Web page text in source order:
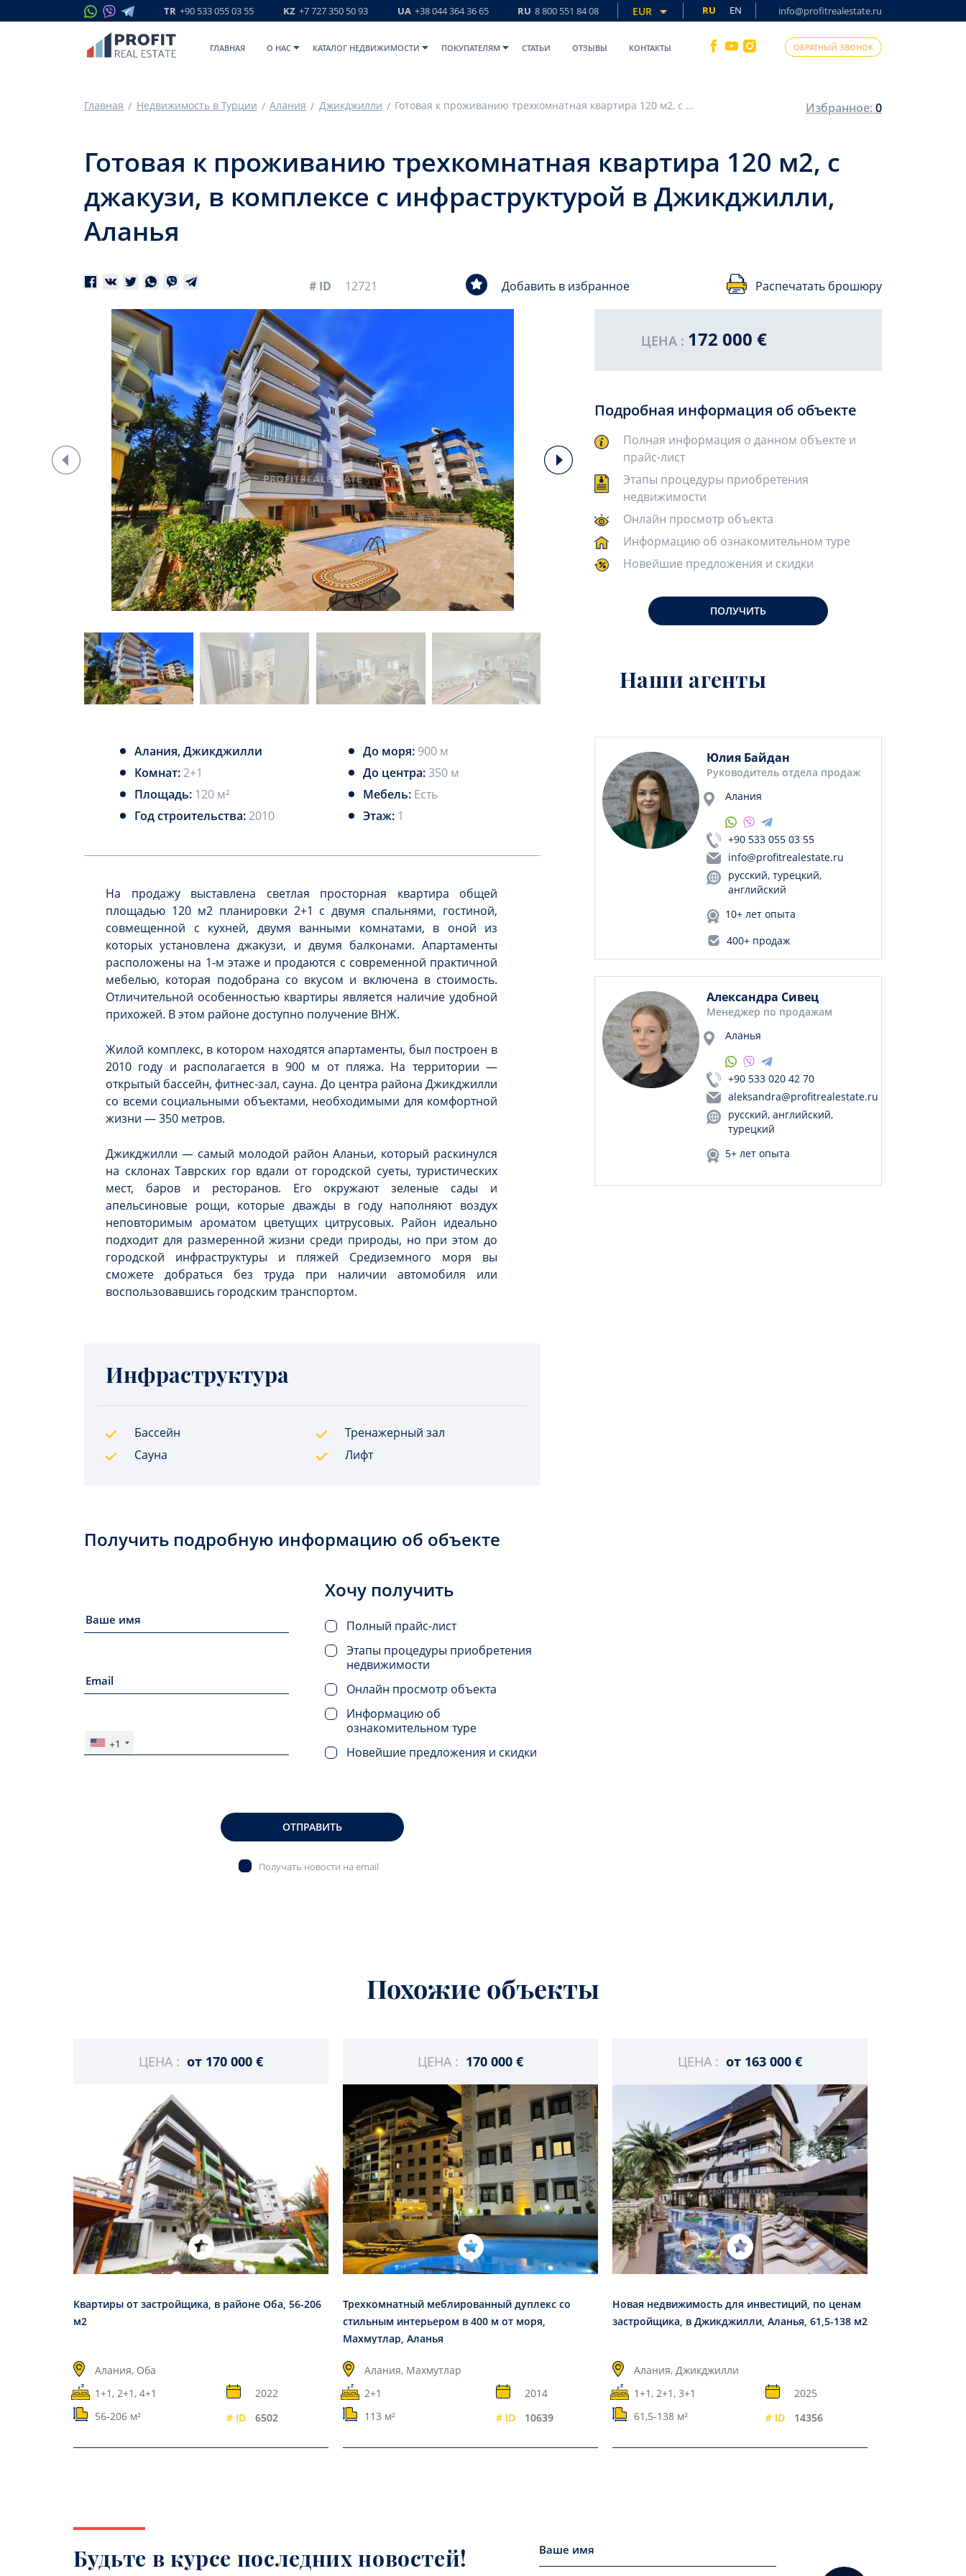
TR +90 533 055 03 55 KZ +7 727 350 50 93 UA +38 044 364 36 65 RU 8 800 551 84 08 EUR RU EN info@profitrealestate.ru
ГЛАВНАЯ O НАС КАТАЛОГ НЕДВИЖИМОСТИ ПОКУПАТЕЛЯМ СТАТЬИ ОТЗЫВЫ КОНТАКТЫ ОБРАТНЫЙ ЗВОНОК
Главная Недвижимость в Турции Алания Джикджилли Готовая к проживанию трехкомнатная квартира 120 м2, с джакузи, в комплексе с инфраструктурой в Джикджилли, Аланья Избранное:0
Готовая к проживанию трехкомнатная квартира 120 м2, с
джакузи, в комплексе с инфраструктурой в Джикджилли,
Аланья
# ID 12721 Добавить в избранное Распечатать брошюру
Алания, Джикджилли До моря: 900 м
Комнат:2+1 До центра:350 м
Площадь: 120 м² Мебель: Есть
Год строительства:2010 Этаж: 1
На продажу выставлена светлая просторная квартира общей
площадью 120 м2 планировки 2+1 с двумя спальнями, гостиной,
совмещенной с кухней, двумя ванными комнатами, в оной из
которых установлена джакузи, и двумя балконами. Апартаменты
расположены на 1-м этаже и продаются с современной практичной
мебелью, которая подобрана со вкусом и включена в стоимость.
Отличительной особенностью квартиры является наличие удобной
прихожей. В этом районе доступно получение ВНЖ.
Жилой комплекс, в котором находятся апартаменты, был построен в
2010 году и располагается в 900 м от пляжа. На территории —
открытый бассейн, фитнес-зал, сауна. До центра района Джикджилли
со всеми социальными объектами, необходимыми для комфортной
жизни — 350 метров.
Джикджилли — самый молодой район Аланьи, который раскинулся
на склонах Таврских гор вдали от городской суеты, туристических
мест, баров и ресторанов. Его окружают зеленые сады и
апельсиновые рощи, которые дважды в году наполняют воздух
неповторимым ароматом цветущих цитрусовых. Район идеально
подходит для размеренной жизни среди природы, но при этом до
городской инфраструктуры и пляжей Средиземного моря вы
сможете добраться без труда при наличии автомобиля или
воспользовавшись городским транспортом.
Инфраструктура
Бассейн
Тренажерный зал
Сауна
Лифт
Получить подробную информацию об объекте
+1
Хочу получить
Полный прайс-лист
Этапы процедуры приобретения
недвижимости
Онлайн просмотр объекта
Информацию об
ознакомительном туре
Новейшие предложения и скидки
ОТПРАВИТЬ
Получать новости на email
ЦЕНА : 172 000 €
Подробная информация об объекте
Полная информация о данном объекте и
прайс-лист
Этапы процедуры приобретения
недвижимости
Онлайн просмотр объекта
Информацию об ознакомительном туре
Новейшие предложения и скидки
ПОЛУЧИТЬ
Наши агенты
Юлия Байдан
Руководитель отдела продаж
Алания
+90 533 055 03 55
info@profitrealestate.ru
русский, турецкий,
английский
10+ лет опыта
400+ продаж
Александра Сивец
Менеджер по продажам
Аланья
+90 533 020 42 70
aleksandra@profitrealestate.ru
русский, английский,
турецкий
5+ лет опыта
Похожие объекты
ЦЕНА : от 170 000 €
Квартиры от застройщика, в районе Оба, 56-206
м2
Алания, Оба
1+1, 2+1, 4+1
2022
56-206 м²
# ID 6502
ЦЕНА : 170 000 €
Трехкомнатный меблированный дуплекс со
стильным интерьером в 400 м от моря,
Махмутлар, Аланья
Алания, Махмутлар
2+1
2014
113 м²
# ID 10639
ЦЕНА : от 163 000 €
Новая недвижимость для инвестиций, по ценам
застройщика, в Джикджилли, Аланья, 61,5-138 м2
Алания, Джикджилли
1+1, 2+1, 3+1
2025
61,5-138 м²
# ID 14356
Будьте в курсе последних новостей!